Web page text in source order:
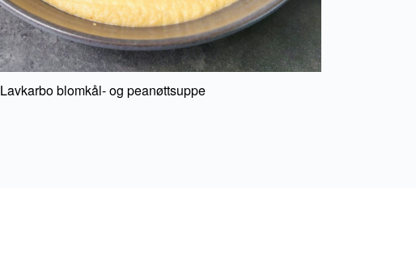
Lavkarbo blomkål- og peanøttsuppe